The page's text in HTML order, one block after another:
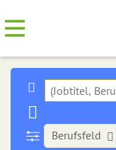
Berufsfeld